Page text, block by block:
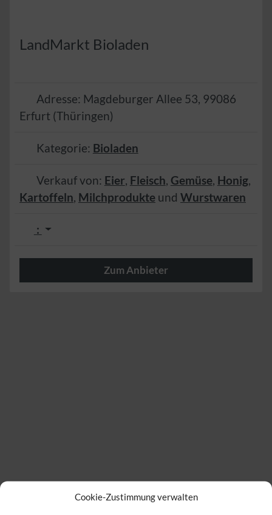
Cookie-Zustimmung verwalten
LandMarkt Bioladen
Adresse: Magdeburger Allee 53, 99086
Erfurt (Thüringen)
Kategorie: Bioladen
Verkauf von: Eier, Fleisch, Gemüse, Honig,
Kartoffeln, Milchprodukte und Wurstwaren
:
Zum Anbieter